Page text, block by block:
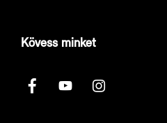
Kövess minket